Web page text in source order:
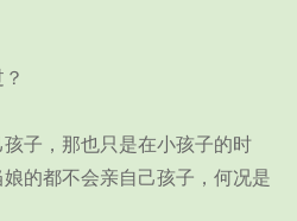
子，那也只是在小孩子的时
的都不会亲自己孩子，何况是